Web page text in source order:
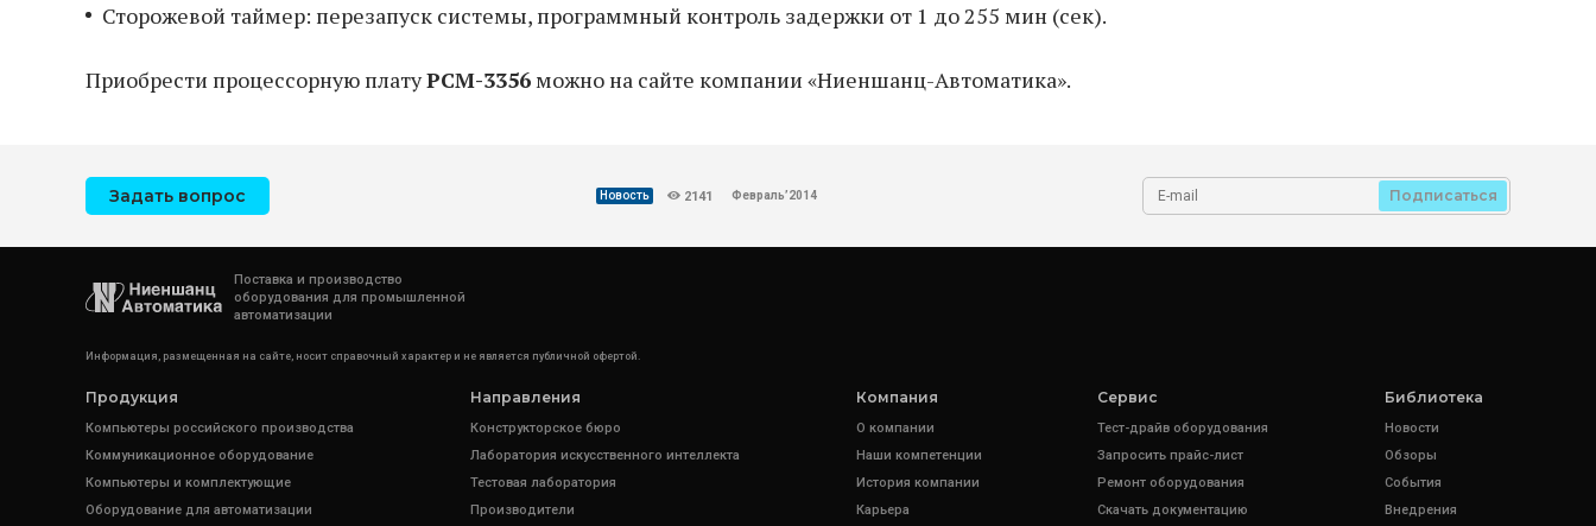
Сторожевой таймер: перезапуск системы, программный контроль задержки от 1 до 255 мин (сек).
Приобрести процессорную платуPCM-3356можно на сайте компании «Ниеншанц-Автоматика».
Задать вопрос Новость 2141 Февраль’2014 Подписаться
Поставка и производство
оборудования для промышленной
автоматизации
Информация, размещенная на сайте, носит справочный характер и не является публичной офертой.
Продукция
Компьютеры российского производства
Коммуникационное оборудование
Компьютеры и комплектующие
Оборудование для автоматизации
Направления
Конструкторское бюро
Лаборатория искусственного интеллекта
Тестовая лаборатория
Производители
Компания
О компании
Наши компетенции
История компании
Карьера
Сервис
Тест-драйв оборудования
Запросить прайс-лист
Ремонт оборудования
Скачать документацию
Библиотека
Новости
Обзоры
События
Внедрения